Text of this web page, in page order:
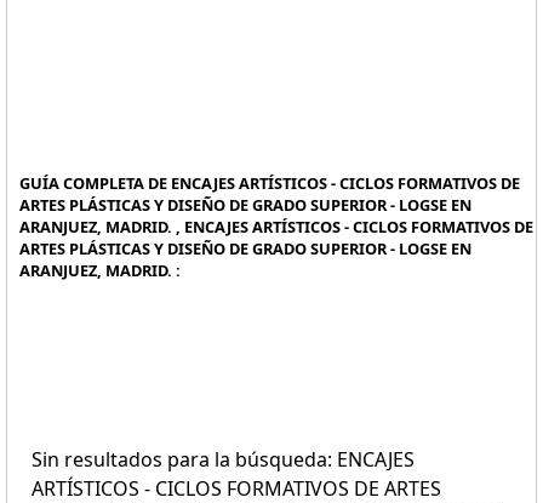
GUÍA COMPLETA DE ENCAJES ARTÍSTICOS - CICLOS FORMATIVOS DE
ARTES PLÁSTICAS Y DISEÑO DE GRADO SUPERIOR - LOGSE EN
ARANJUEZ, MADRID. , ENCAJES ARTÍSTICOS - CICLOS FORMATIVOS DE
ARTES PLÁSTICAS Y DISEÑO DE GRADO SUPERIOR - LOGSE EN
ARANJUEZ, MADRID. :
Sin resultados para la búsqueda: ENCAJES
ARTÍSTICOS - CICLOS FORMATIVOS DE ARTES